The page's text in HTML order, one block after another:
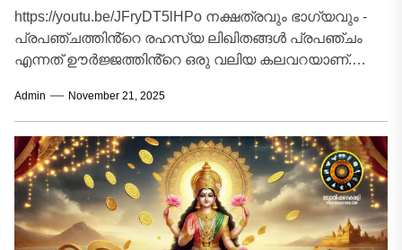
https://youtu.be/JFryDT5lHPo നക്ഷത്രവും ഭാഗ്യവും -
പ്രപഞ്ചത്തിൻ്റെ രഹസ്യ ലിഖിതങ്ങൾ പ്രപഞ്ചം
എന്നത് ഊർജ്ജത്തിൻ്റെ ഒരു വലിയ കലവറയാണ്.
നക്ഷത്രങ്ങളുടെയും സ്ഥാനം ആ...
Admin November 21, 2025